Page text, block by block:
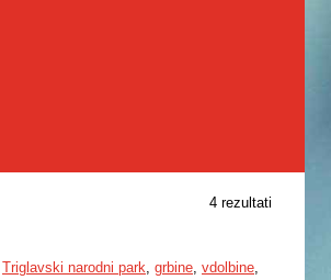
4 rezultati
Triglavski narodni park, grbine, vdolbine,